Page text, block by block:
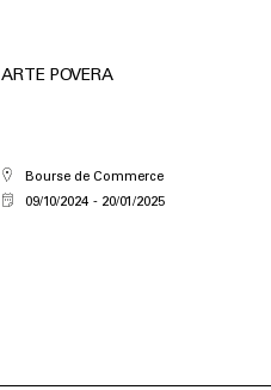
ARTE POVERA
Bourse de Commerce
09/10/2024
20/01/2025